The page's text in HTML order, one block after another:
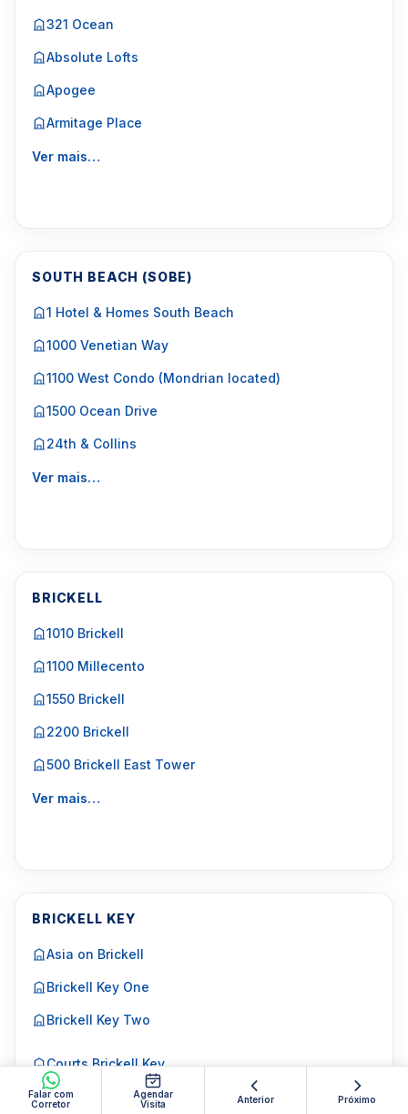
Falar com
Corretor
Agendar
Visita
Anterior Próximo
321 Ocean
Absolute Lofts
Apogee
Armitage Place
Ver mais…
SOUTH BEACH (SOBE)
1 Hotel & Homes South Beach
1000 Venetian Way
1100 West Condo (Mondrian located)
1500 Ocean Drive
24th & Collins
Ver mais…
BRICKELL
1010 Brickell
1100 Millecento
1550 Brickell
2200 Brickell
500 Brickell East Tower
Ver mais…
BRICKELL KEY
Asia on Brickell
Brickell Key One
Brickell Key Two
Courts Brickell Key
Courvoisier Courts